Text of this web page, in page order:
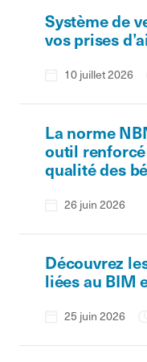
Système de
vos prises
10 juillet 2026
La norme
outil renforcé
qualité des
26 juin 2026
Découvrez
liées au BIM
25 juin 2026